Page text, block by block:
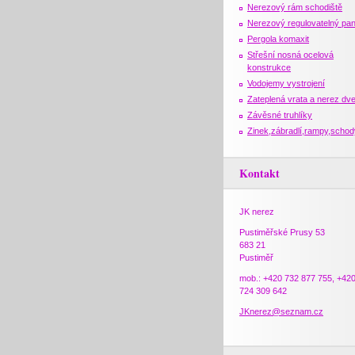
Nerezový rám schodiště
Nerezový regulovatelný
Pergola komaxit
Střešní nosná ocelová
konstrukce
Vodojemy vystrojení
Zateplená vrata a nerez
Závěsné truhlíky
Kontakt
JK nerez
Pustiměřské Prusy 53
683 21
Pustiměř
mob.: +420 732 877 755, +420
724 309 642
JKnerez@seznam.cz